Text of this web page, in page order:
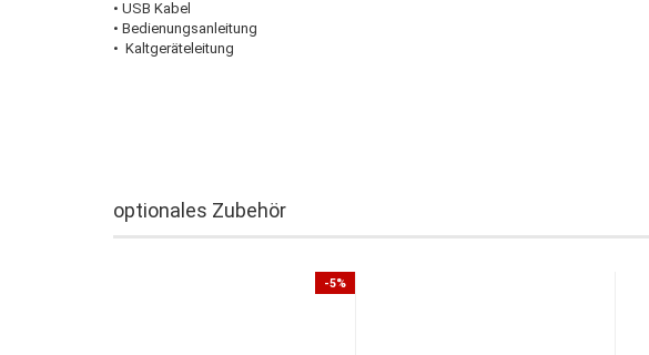
• USB Kabel
• Bedienungsanleitung
• Kaltgeräteleitung
optionales Zubehör
-5%